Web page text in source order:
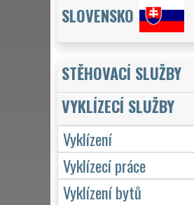
v
pro
SLOVENSKO
STĚHOVACÍ SLUŽBY
VYKLÍZECÍ SLUŽBY
Vyklízení
Vyklízecí práce
Vyklízení bytů